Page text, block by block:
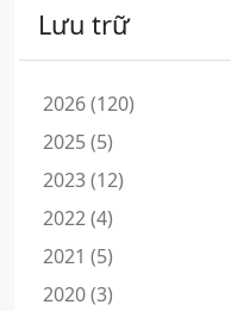
Lưu trữ
2026 (120)
2025 (5)
2023 (12)
2022 (4)
2021 (5)
2020 (3)